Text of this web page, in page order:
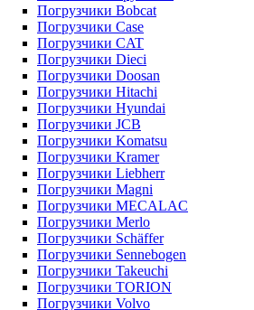
Погрузчики Bobcat
Погрузчики Case
Погрузчики CAT
Погрузчики Dieci
Погрузчики Doosan
Погрузчики Hitachi
Погрузчики Hyundai
Погрузчики JCB
Погрузчики Komatsu
Погрузчики Kramer
Погрузчики Liebherr
Погрузчики Magni
Погрузчики MECALAC
Погрузчики Merlo
Погрузчики Schäffer
Погрузчики Sennebogen
Погрузчики Takeuchi
Погрузчики TORION
Погрузчики Volvo